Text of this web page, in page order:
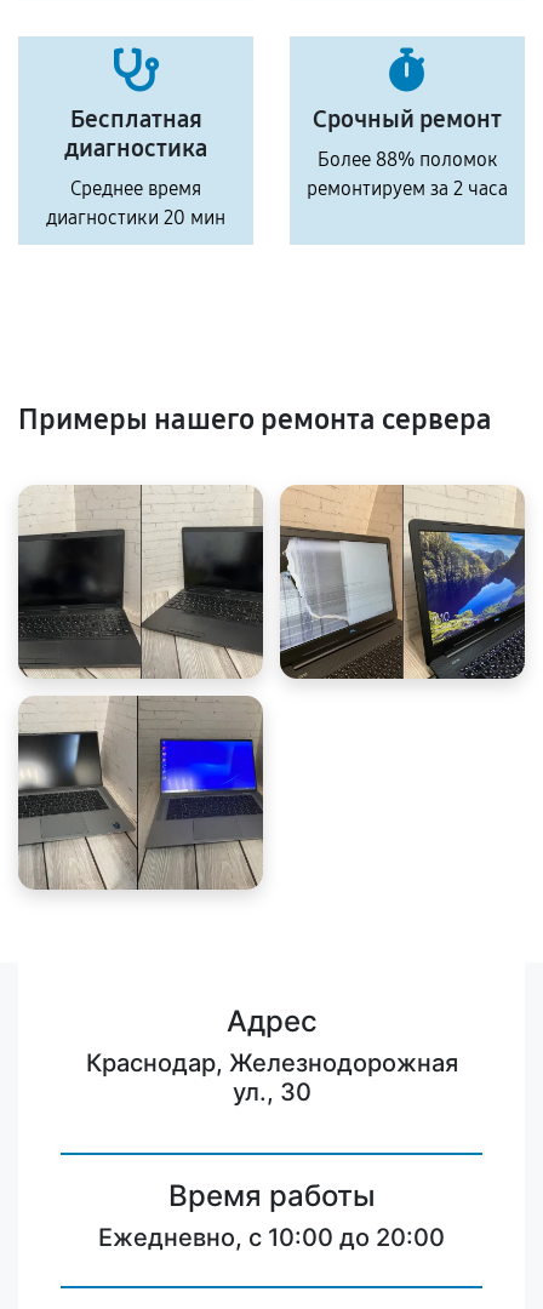
Бесплатная
диагностика
Среднее время
диагностики 20 мин
Срочный ремонт
Более 88% поломок
ремонтируем за 2 часа
Примеры нашего ремонта сервера
Адрес
Краснодар, Железнодорожная
ул., 30
Время работы
Ежедневно, с 10:00 до 20:00